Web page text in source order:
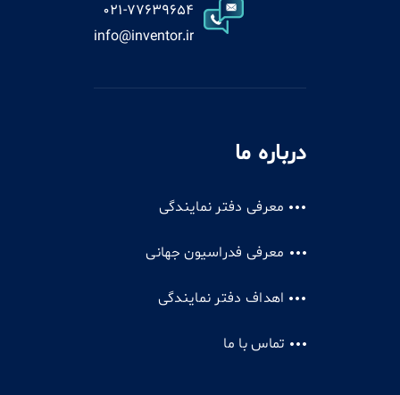
021-77639654
info@inventor.ir
درباره ما
معرفی دفتر نمایندگی
معرفی فدراسیون جهانی
اهداف دفتر نمایندگی
تماس با ما